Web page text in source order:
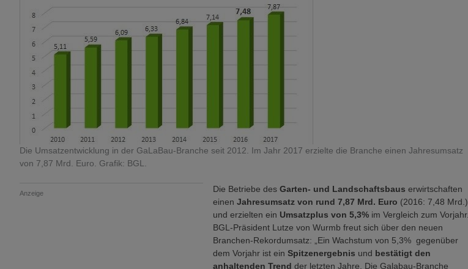
Die Umsatzentwicklung in der GaLaBau-Branche seit 2012. Im Jahr 2017 erzielte die Branche einen Jahresumsatz
von 7,87 Mrd. Euro. Grafik: BGL.
Anzeige Die Betriebe des Garten- und Landschaftsbaus erwirtschaften
einen Jahresumsatz von rund 7,87 Mrd. Euro (2016: 7,48 Mrd.)
und erzielten ein Umsatzplus von 5,3% im Vergleich zum Vorjahr.
BGL-Präsident Lutze von Wurmb freut sich über den neuen
Branchen-Rekordumsatz: „Ein Wachstum von 5,3% gegenüber
dem Vorjahr ist ein Spitzenergebnis und bestätigt den
anhaltenden Trend der letzten Jahre. Die Galabau-Branche